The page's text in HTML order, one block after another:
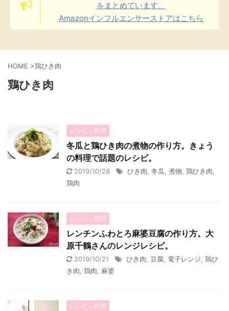
をまとめています。
Amazonインフルエンサーストアはこちら
HOME >鶏ひき肉
鶏ひき肉
レシピ・料理
冬瓜と鶏ひき肉の煮物の作り方。きょう
の料理で話題のレシピ。
2019/10/28 ひき肉 冬瓜 煮物 鶏ひき肉
鶏肉
レシピ・料理
レンチンふわとろ麻婆豆腐の作り方。大
原千鶴さんのレンジレシピ。
2019/10/21 ひき肉 豆腐 電子レンジ 鶏ひ
き肉 鶏肉 麻婆
レシピ・料理